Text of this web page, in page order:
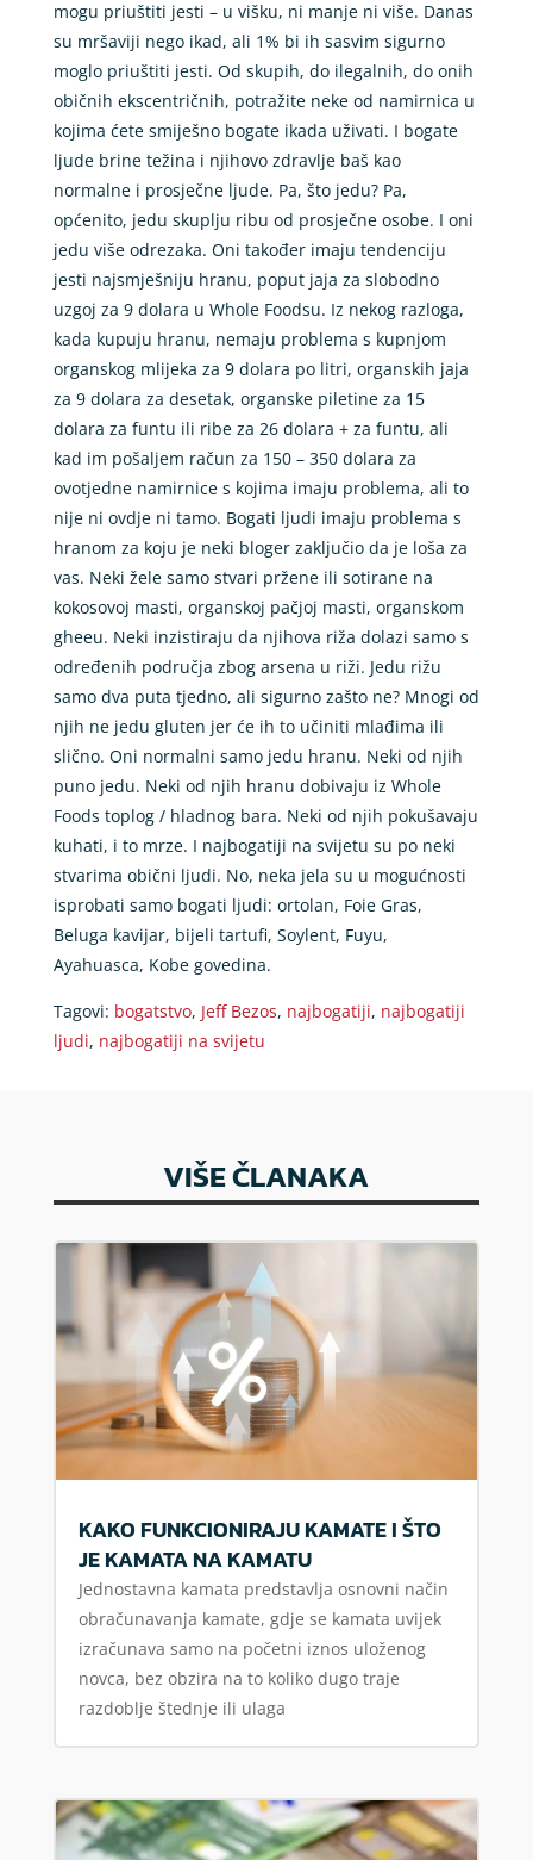
mogu priuštiti jesti – u višku, ni manje ni više. Danas
su mršaviji nego ikad, ali 1% bi ih sasvim sigurno
moglo priuštiti jesti. Od skupih, do ilegalnih, do onih
običnih ekscentričnih, potražite neke od namirnica u
kojima ćete smiješno bogate ikada uživati. I bogate
ljude brine težina i njihovo zdravlje baš kao
normalne i prosječne ljude. Pa, što jedu? Pa,
općenito, jedu skuplju ribu od prosječne osobe. I oni
jedu više odrezaka. Oni također imaju tendenciju
jesti najsmješniju hranu, poput jaja za slobodno
uzgoj za 9 dolara u Whole Foodsu. Iz nekog razloga,
kada kupuju hranu, nemaju problema s kupnjom
organskog mlijeka za 9 dolara po litri, organskih jaja
za 9 dolara za desetak, organske piletine za 15
dolara za funtu ili ribe za 26 dolara + za funtu, ali
kad im pošaljem račun za 150 – 350 dolara za
ovotjedne namirnice s kojima imaju problema, ali to
nije ni ovdje ni tamo. Bogati ljudi imaju problema s
hranom za koju je neki bloger zaključio da je loša za
vas. Neki žele samo stvari pržene ili sotirane na
kokosovoj masti, organskoj pačjoj masti, organskom
gheeu. Neki inzistiraju da njihova riža dolazi samo s
određenih područja zbog arsena u riži. Jedu rižu
samo dva puta tjedno, ali sigurno zašto ne? Mnogi od
njih ne jedu gluten jer će ih to učiniti mlađima ili
slično. Oni normalni samo jedu hranu. Neki od njih
puno jedu. Neki od njih hranu dobivaju iz Whole
Foods toplog / hladnog bara. Neki od njih pokušavaju
kuhati, i to mrze. I najbogatiji na svijetu su po neki
stvarima obični ljudi. No, neka jela su u mogućnosti
isprobati samo bogati ljudi: ortolan, Foie Gras,
Beluga kavijar, bijeli tartufi, Soylent, Fuyu,
Ayahuasca, Kobe govedina.
Tagovi: bogatstvo, Jeff Bezos, najbogatiji, najbogatiji
ljudi, najbogatiji na svijetu
VIŠE ČLANAKA
KAKO FUNKCIONIRAJU KAMATE I ŠTO
JE KAMATA NA KAMATU
Jednostavna kamata predstavlja osnovni način
obračunavanja kamate, gdje se kamata uvijek
izračunava samo na početni iznos uloženog
novca, bez obzira na to koliko dugo traje
razdoblje štednje ili ulaga